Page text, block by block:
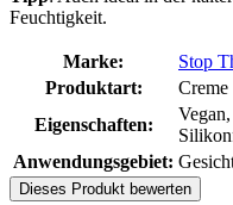
Feuchtigkeit.
Marke:
Stop
Produktart:
Creme
Eigenschaften:
Anwendungsgebiet:
Dieses Produkt bewerten